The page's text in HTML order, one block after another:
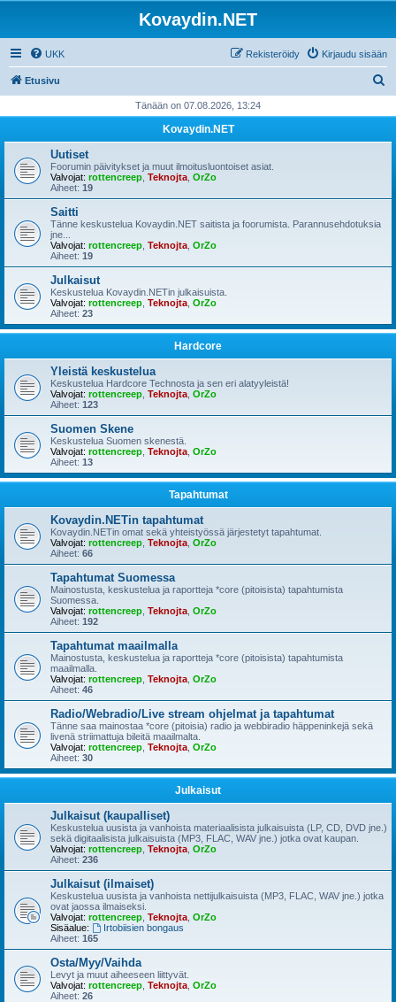
Kovaydin.NET
UKK Kirjaudu sisään
Rekisteröidy
Etusivu
i
Tänään on 07.08.2026, 13:24
Kovaydin.NET
Uutiset
Foorumin päivitykset ja muut ilmoitusluontoiset asiat.
Valvojat: rottencreep Teknojta OrZo
Aiheet: 19
Saitti
Tänne keskustelua Kovaydin.NET saitista ja foorumista. Parannusehdotuksia
jne...
Valvojat: rottencreep Teknojta OrZo
Aiheet: 19
Julkaisut
Keskustelua Kovaydin.NETin julkaisuista.
Valvojat: rottencreep Teknojta OrZo
Aiheet: 23
Hardcore
Yleistä keskustelua
Keskustelua Hardcore Technosta ja sen eri alatyyleistä!
Valvojat: rottencreep Teknojta OrZo
Aiheet: 123
Suomen Skene
Keskustelua Suomen skenestä.
Valvojat: rottencreep Teknojta OrZo
Aiheet: 13
Tapahtumat
Kovaydin.NETin tapahtumat
Kovaydin.NETin omat sekä yhteistyössä järjestetyt tapahtumat.
Valvojat: rottencreep Teknojta OrZo
Aiheet: 66
Tapahtumat Suomessa
Mainostusta, keskustelua ja raportteja *core (pitoisista) tapahtumista
Suomessa.
Valvojat: rottencreep Teknojta OrZo
Aiheet: 192
Tapahtumat maailmalla
Mainostusta, keskustelua ja raportteja *core (pitoisista) tapahtumista
maailmalla.
Valvojat: rottencreep Teknojta OrZo
Aiheet: 46
Radio/Webradio/Live stream ohjelmat ja tapahtumat
Tänne saa mainostaa *core (pitoisia) radio ja webbiradio häppeninkejä sekä
livenä striimattuja bileitä maailmalta.
Valvojat: rottencreep Teknojta OrZo
Aiheet: 30
Julkaisut
Julkaisut (kaupalliset)
Keskustelua uusista ja vanhoista materiaalisista julkaisuista (LP, CD, DVD jne.)
sekä digitaalisista julkaisuista (MP3, FLAC, WAV jne.) jotka ovat kaupan.
Valvojat: rottencreep Teknojta OrZo
Aiheet: 236
Julkaisut (ilmaiset)
Keskustelua uusista ja vanhoista nettijulkaisuista (MP3, FLAC, WAV jne.) jotka
ovat jaossa ilmaiseksi.
Valvojat: rottencreep Teknojta OrZo
Sisäalue:
Irtobiisien bongaus
Aiheet: 165
Osta/Myy/Vaihda
Levyt ja muut aiheeseen liittyvät.
Valvojat: rottencreep Teknojta OrZo
Aiheet: 26